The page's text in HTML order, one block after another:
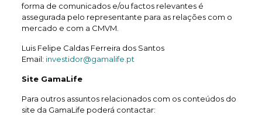
forma de comunicados e/ou factos relevantes é
assegurada pelo representante para as relações com o
mercado e com a CMVM.
Luis Felipe Caldas Ferreira dos Santos
Email: investidor@gamalife.pt
Site GamaLife
Para outros assuntos relacionados com os conteúdos do
site da GamaLife poderá contactar: